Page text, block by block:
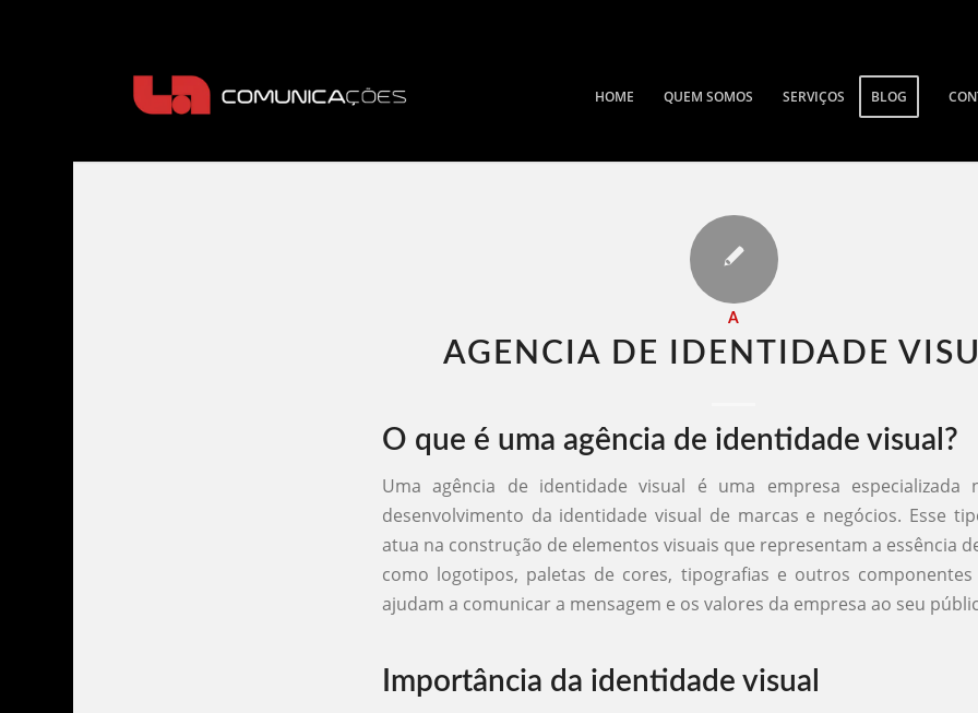
HOME QUEM SOMOS SERVIÇOS BLOG
A
AGENCIA DE IDENTIDADE
O que é uma agência de identidade visual?
Uma agência de identidade visual é uma empresa especializada
desenvolvimento da identidade visual de marcas e negócios. Esse
atua na construção de elementos visuais que representam a essência
como logotipos, paletas de cores, tipografias e outros componentes
ajudam a comunicar a mensagem e os valores da empresa ao seu
Importância da identidade visual